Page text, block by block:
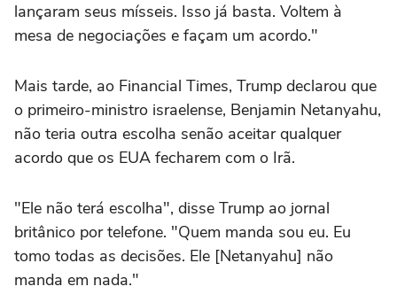
lançaram seus mísseis. Isso já basta. Voltem à
mesa de negociações e façam um acordo."
Mais tarde, ao Financial Times, Trump declarou que
o primeiro-ministro israelense, Benjamin Netanyahu,
não teria outra escolha senão aceitar qualquer
acordo que os EUA fecharem com o Irã.
"Ele não terá escolha", disse Trump ao jornal
britânico por telefone. "Quem manda sou eu. Eu
tomo todas as decisões. Ele [Netanyahu] não
manda em nada."